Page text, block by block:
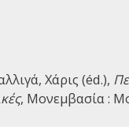
Χάρις (éd.),
, Μονεμβασία :